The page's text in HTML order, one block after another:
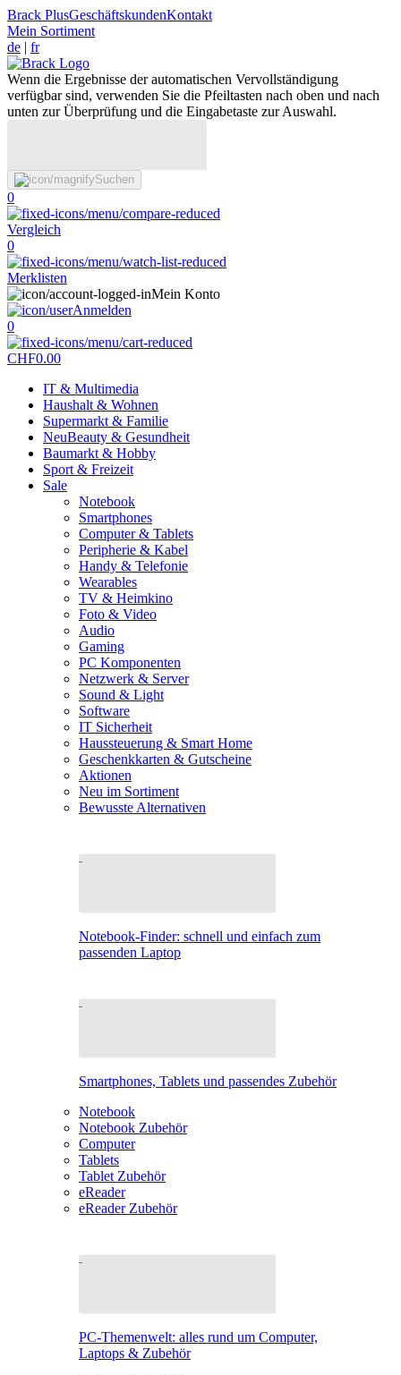
Brack PlusGeschäftskundenKontakt
Mein Sortiment
de | fr
Wenn die Ergebnisse der automatischen Vervollständigung
verfügbar sind, verwenden Sie die Pfeiltasten nach oben und nach
unten zur Überprüfung und die Eingabetaste zur Auswahl.
Suchen
0
Vergleich
0
Merklisten
Mein Konto
Anmelden
0
CHF0.00
IT & Multimedia
Haushalt & Wohnen
Supermarkt & Familie
NeuBeauty & Gesundheit
Baumarkt & Hobby
Sport & Freizeit
Sale
Notebook
Smartphones
Computer & Tablets
Peripherie & Kabel
Handy & Telefonie
Wearables
TV & Heimkino
Foto & Video
Audio
Gaming
PC Komponenten
Netzwerk & Server
Sound & Light
Software
IT Sicherheit
Haussteuerung & Smart Home
Geschenkkarten & Gutscheine
Aktionen
Neu im Sortiment
Bewusste Alternativen
Notebook-Finder: schnell und einfach zum
passenden Laptop
Smartphones, Tablets und passendes Zubehör
Notebook
Notebook Zubehör
Computer
Tablets
Tablet Zubehör
eReader
eReader Zubehör
PC-Themenwelt: alles rund um Computer,
Laptops & Zubehör